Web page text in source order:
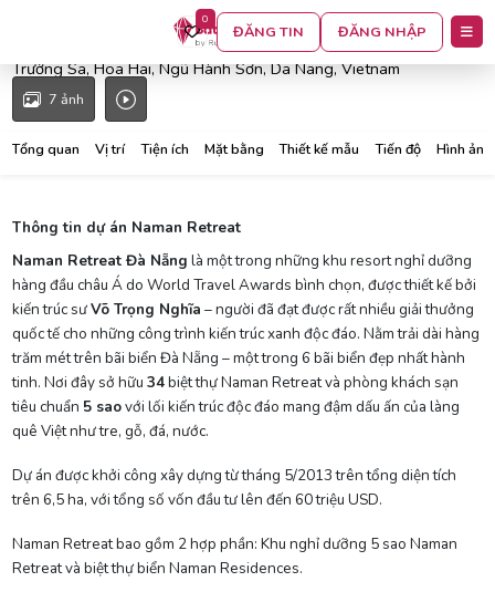
0
ĐĂNG TIN ĐĂNG NHẬP
Naman Retreat Đà Nẵng
Trường Sa, Hoa Hai, Ngũ Hành Sơn, Da Nang, Vietnam
7 ảnh
Tổng quan Vị trí Tiện ích Mặt bằng Thiết kế mẫu Tiến độ Hình ảnh
Thông tin dự án Naman Retreat
Naman Retreat Đà Nẵng là một trong những khu resort nghỉ dưỡng
hàng đầu châu Á do World Travel Awards bình chọn, được thiết kế bởi
kiến trúc sưVõ Trọng Nghĩa – người đã đạt được rất nhiều giải thưởng
quốc tế cho những công trình kiến trúc xanh độc đáo. Nằm trải dài hàng
trăm mét trên bãi biển Đà Nẵng – một trong 6 bãi biển đẹp nhất hành
tinh. Nơi đây sở hữu 34biệt thự Naman Retreat và phòng khách sạn
tiêu chuẩn 5 saovới lối kiến trúc độc đáo mang đậm dấu ấn của làng
quê Việt như tre, gỗ, đá, nước.
Dự án được khởi công xây dựng từ tháng 5/2013 trên tổng diện tích
trên 6,5 ha, với tổng số vốn đầu tư lên đến 60 triệu USD.
Naman Retreat bao gồm 2 hợp phần: Khu nghỉ dưỡng 5 sao Naman
Retreat và biệt thự biển Naman Residences.